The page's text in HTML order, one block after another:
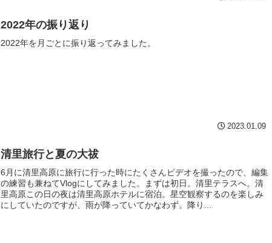
2022年の振り返り
2022年を月ごとに振り返ってみました。
2023.01.09
清里旅行と夏の大祓
6月に清里高原に旅行に行った時にたくさんビデオを撮ったので、編集
の練習も兼ねてVlogにしてみました。まずは初日。清里テラスへ。清
里高原この日の夜は清里高原ホテルに宿泊。星空観察するのを楽しみ
にしていたのですが、雨が降っていてかなわず。降り...